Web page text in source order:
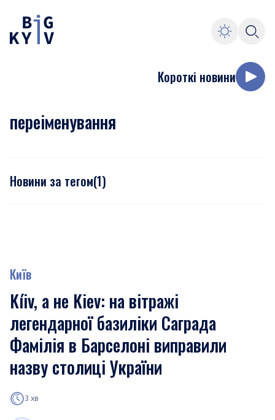
Короткі новини
переіменування
Новини за тегом(1)
Київ
Kíiv, а не Kiev: на вітражі
легендарної базиліки Саграда
Фамілія в Барселоні виправили
назву столиці України
3 хв